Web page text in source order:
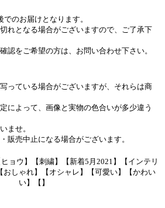
のお届けとなります。
れとなる場合がございますので、ご了承下
認をご希望の方は、お問い合わせ下さい。
っている場合がございますが、それらは商
によって、画像と実物の色合いが多少違う
ませ。
販売中止になる場合がございます。
ョウ】【刺繍】【新着5月2021】【インテリ
おしゃれ】【オシャレ】【可愛い】【かわい
い】【】